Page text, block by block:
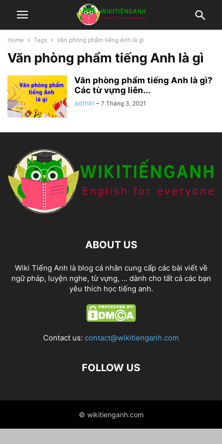
Home Tags Văn phòng phẩm tiếng Anh là gì
Văn phòng phẩm tiếng Anh là gì
Văn phòng phẩm tiếng Anh là gì?
Các từ vựng liên...
admin - 7 Tháng 3, 2021
ABOUT US
Wiki Tiếng Anh là blog cá nhân cung cấp các bài viết về
ngữ pháp, luyện nghe, từ vựng, ... dành cho tất cả các bạn
yêu thích học tiếng anh.
Contact us: contact@wikitienganh.com
FOLLOW US
© wikitienganh.com